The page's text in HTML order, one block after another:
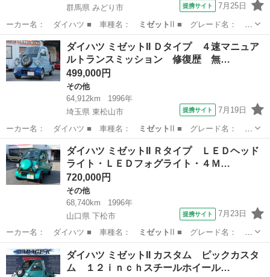
群馬県 みどり市
提携サイト 7月25日
ーカー名： ダイハツ ■ 車種名： ミゼット
II ■ グレード名： Ｄ
タイプ ス…
群馬 みどり市
ダイハツ ミゼットII Ｄタイプ ４速マニュア
ルトランスミッション 修復歴 無…
499,000円
その他
64,912km
1996年
埼玉県 東松山市
提携サイト 7月19日
ーカー名： ダイハツ ■ 車種名： ミゼット II ■ グレード名： Ｄ
タイプ ４…
埼玉 東松山市
ダイハツ ミゼットII Ｒタイプ ＬＥＤヘッド
ライト・ＬＥＤフォグライト・４Ｍ…
720,000円
その他
68,740km
1996年
山口県 下松市
提携サイト 7月23日
ーカー名： ダイハツ ■ 車種名： ミゼット
II ■ グレード名： Ｒ
タイプ Ｌ…
山口 下松市 その他
ダイハツ ミゼットII カスタム ピックカスタ
ム １２ｉｎｃｈスチールホイール…